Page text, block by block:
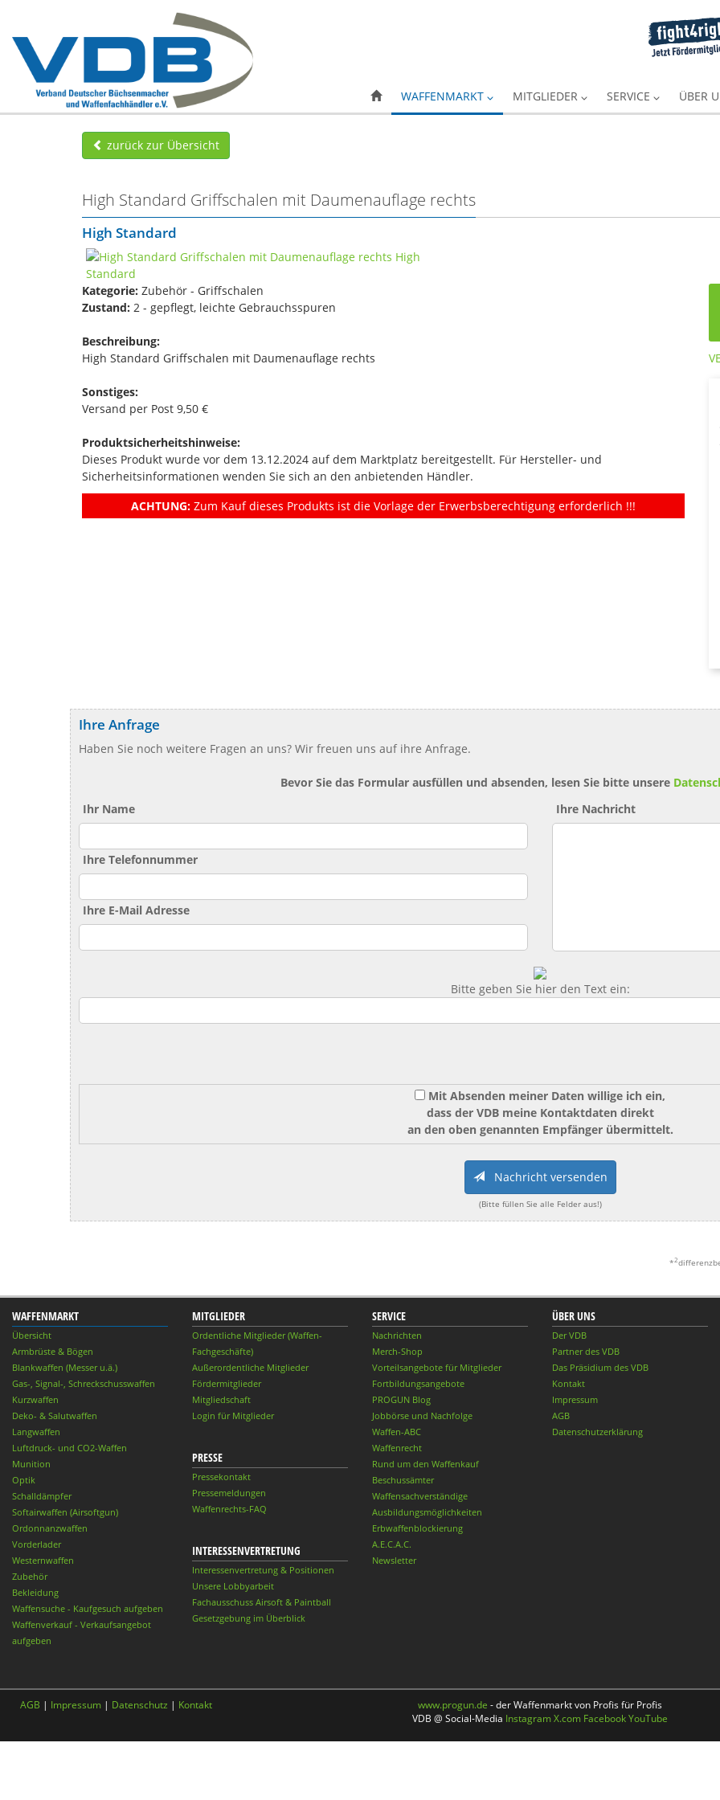
WAFFENMARKT MITGLIEDER SERVICE ÜBER
zurück zur Übersicht
High Standard Griffschalen mit Daumenauflage rechts
High Standard
Kategorie: Zubehör - Griffschalen
Zustand: 2 - gepflegt, leichte Gebrauchsspuren
Beschreibung:
High Standard Griffschalen mit Daumenauflage rechts
Sonstiges:
Versand per Post 9,50 €
Produktsicherheitshinweise:
Dieses Produkt wurde vor dem 13.12.2024 auf dem Marktplatz bereitgestellt. Für Hersteller- und
Sicherheitsinformationen wenden Sie sich an den anbietenden Händler.
ACHTUNG: Zum Kauf dieses Produkts ist die Vorlage der Erwerbsberechtigung erforderlich !!!
Ihre Anfrage
Haben Sie noch weitere Fragen an uns? Wir freuen uns auf ihre Anfrage.
Bevor Sie das Formular ausfüllen und absenden, lesen Sie bitte unsere
Ihr Name
Ihre Telefonnummer
Ihre E-Mail Adresse
Ihre Nachricht
Bitte geben Sie hier den Text ein:
Mit Absenden meiner Daten willige ich ein,
dass der VDB meine Kontaktdaten direkt
an den oben genannten Empfänger übermittelt.
Nachricht versenden
(Bitte füllen Sie alle Felder aus!)
*2
WAFFENMARKT
Übersicht
Armbrüste & Bögen
Blankwaffen (Messer u.ä.)
Gas-, Signal-, Schreckschusswaffen
Kurzwaffen
Deko- & Salutwaffen
Langwaffen
Luftdruck- und CO2-Waffen
Munition
Optik
Schalldämpfer
Softairwaffen (Airsoftgun)
Ordonnanzwaffen
Vorderlader
Westernwaffen
Zubehör
Bekleidung
Waffensuche - Kaufgesuch aufgeben
Waffenverkauf - Verkaufsangebot
aufgeben
MITGLIEDER
Ordentliche Mitglieder (Waffen-
Fachgeschäfte)
Außerordentliche Mitglieder
Fördermitglieder
Mitgliedschaft
Login für Mitglieder
PRESSE
Pressekontakt
Pressemeldungen
Waffenrechts-FAQ
INTERESSENVERTRETUNG
Interessenvertretung & Positionen
Unsere Lobbyarbeit
Fachausschuss Airsoft & Paintball
Gesetzgebung im Überblick
SERVICE
Nachrichten
Merch-Shop
Vorteilsangebote für Mitglieder
Fortbildungsangebote
PROGUN Blog
Jobbörse und Nachfolge
Waffen-ABC
Waffenrecht
Rund um den Waffenkauf
Beschussämter
Waffensachverständige
Ausbildungsmöglichkeiten
Erbwaffenblockierung
A.E.C.A.C.
Newsletter
ÜBER UNS
Der VDB
Partner des VDB
Das Präsidium des VDB
Kontakt
Impressum
AGB
Datenschutzerklärung
AGB | Impressum | Datenschutz | Kontakt www.progun.de - der Waffenmarkt von Profis für Profis
VDB @ Social-Media InstagramX.com FacebookYouTube